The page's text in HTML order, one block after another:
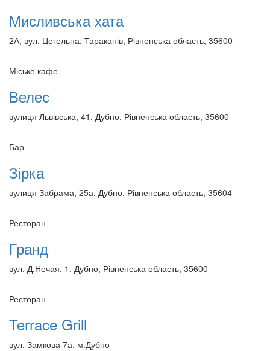
Мисливська хата
2А, вул. Цегельна, Тараканів, Рівненська область, 35600
Міське кафе
Велес
вулиця Львівська, 41, Дубно, Рівненська область, 35600
Бар
Зірка
вулиця Забрама, 25а, Дубно, Рівненська область, 35604
Ресторан
Гранд
вул. Д.Нечая, 1, Дубно, Рівненська область, 35600
Ресторан
Terrace Grill
вул. Замкова 7а, м.Дубно